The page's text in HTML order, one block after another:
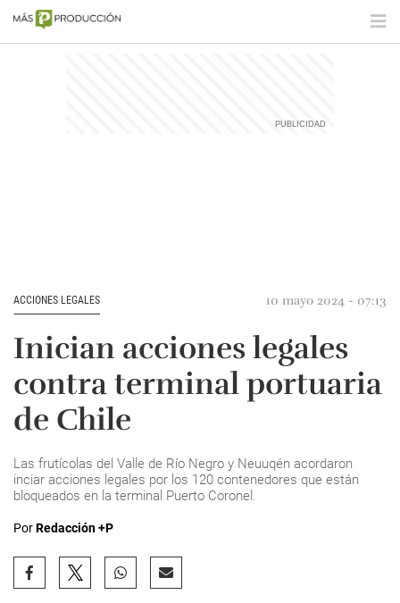
ACCIONES LEGALES 10 mayo 2024 - 07:13
Inician acciones legales
contra terminal portuaria
de Chile
Las frutícolas del Valle de Río Negro y Neuuqén acordaron
inciar acciones legales por los 120 contenedores que están
bloqueados en la terminal Puerto Coronel.
PorRedacción +P